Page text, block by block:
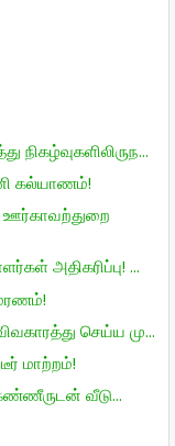
கல்யாணம்!
ஊர்காவற்துறை
அதிகரிப்பு! ...
செய்ய மு...
மாற்றம்!
கண்ணீருடன் வீடு...